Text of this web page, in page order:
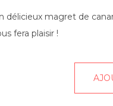
délicieux magret de
fera plaisir !